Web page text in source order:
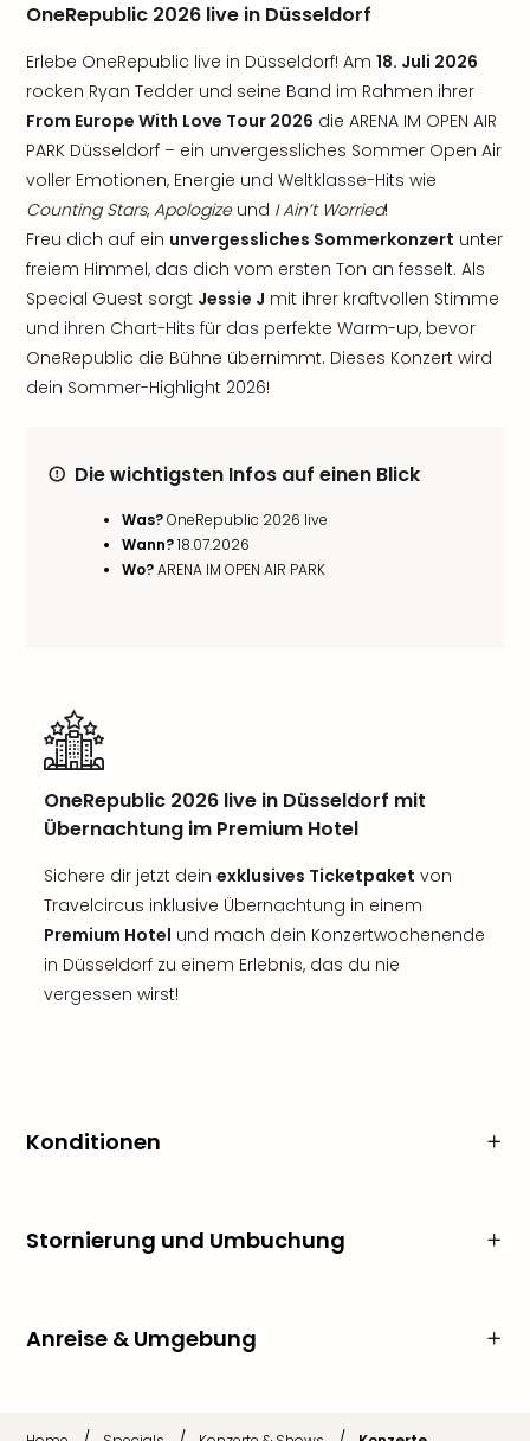
OneRepublic 2026 live in Düsseldorf
Erlebe OneRepublic live in Düsseldorf! Am 18. Juli 2026
rocken Ryan Tedder und seine Band im Rahmen ihrer
From Europe With Love Tour 2026 die ARENA IM OPEN AIR
PARK Düsseldorf – ein unvergessliches Sommer Open Air
voller Emotionen, Energie und Weltklasse-Hits wie
Counting Stars, Apologizeund I Ain’t Worried!
Freu dich auf ein unvergessliches Sommerkonzert unter
freiem Himmel, das dich vom ersten Ton an fesselt. Als
Special Guest sorgt Jessie J mit ihrer kraftvollen Stimme
und ihren Chart-Hits für das perfekte Warm-up, bevor
OneRepublic die Bühne übernimmt. Dieses Konzert wird
dein Sommer-Highlight 2026!
Die wichtigsten Infos auf einen Blick
Was?OneRepublic 2026 live
Wann?18.07.2026
Wo?ARENA IM OPEN AIR PARK
OneRepublic 2026 live in Düsseldorf mit
Übernachtung im Premium Hotel
Sichere dir jetzt dein exklusives Ticketpaket von
Travelcircus inklusive Übernachtung in einem
Premium Hotel und mach dein Konzertwochenende
in Düsseldorf zu einem Erlebnis, das du nie
vergessen wirst!
Konditionen
Stornierung und Umbuchung
Anreise & Umgebung